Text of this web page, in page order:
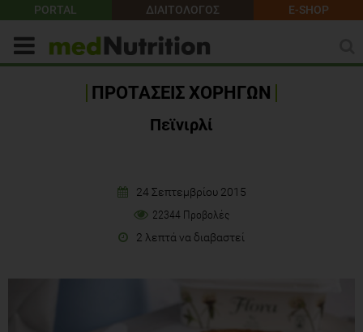
PORTAL ΔΙΑΙΤΟΛΟΓΟΣ E-SHOP
ΠΡΟΤΑΣΕΙΣ ΧΟΡΗΓΩΝ
Πεϊνιρλί
24 Σεπτεμβρίου 2015
22344 Προβολές
2 λεπτά να διαβαστεί